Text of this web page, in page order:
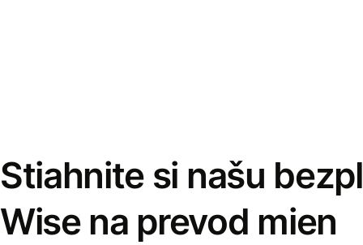
Stiahnite si našu
Wise na prevod mien